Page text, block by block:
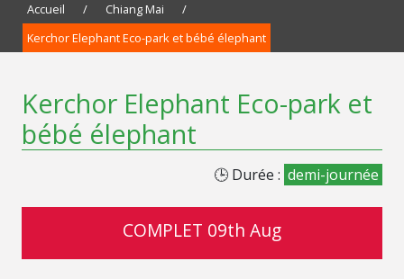
Accueil / Chiang Mai
/
Kerchor Elephant Eco-park et bébé élephant
Kerchor Elephant Eco-park et
bébé élephant
🕒 Durée : demi-journée
COMPLET 09th Aug